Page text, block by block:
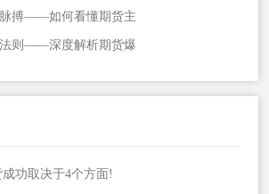
搏——如何看懂期货主
则——深度解析期货爆
功取决于4个方面!